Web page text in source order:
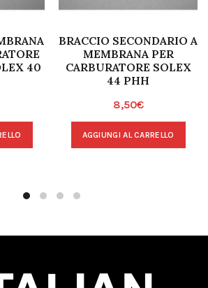
40
BRACCIO SECONDARIO A
MEMBRANA PER
CARBURATORE SOLEX
44 PHH
8,50€
AGGIUNGI AL CARRELLO